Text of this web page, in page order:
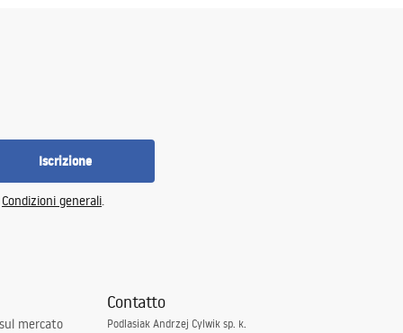
Iscrizione
Condizioni generali.
mercato
Contatto
Podlasiak Andrzej Cylwik sp. k.